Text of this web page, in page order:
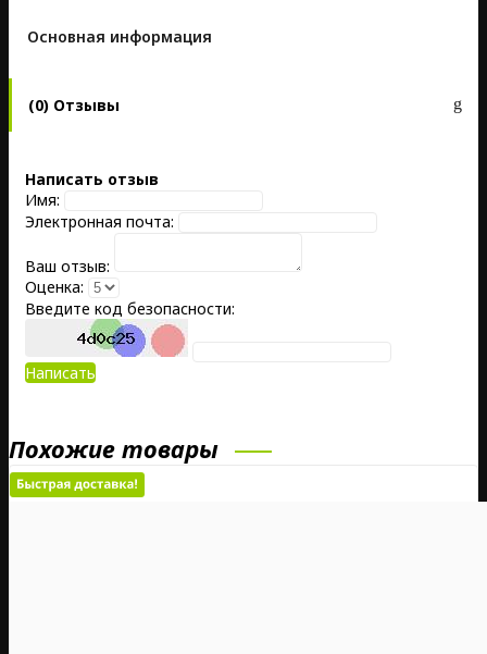
Основная информация
(0) Отзывы
Написать отзыв
Имя:
Электронная почта:
Ваш отзыв:
Оценка:
Введите код безопасности:
Написать
Похожие товары